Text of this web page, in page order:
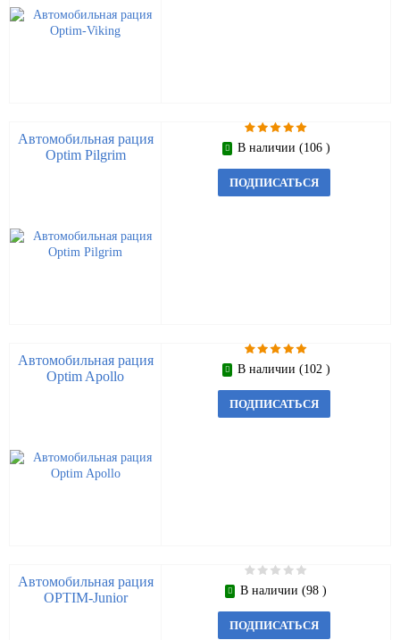
Автомобильная рация
Optim Pilgrim
В наличии (106 )
ПОДПИСАТЬСЯ
Автомобильная рация
Optim Apollo
В наличии (102 )
ПОДПИСАТЬСЯ
Автомобильная рация
OPTIM-Junior
В наличии (98 )
ПОДПИСАТЬСЯ